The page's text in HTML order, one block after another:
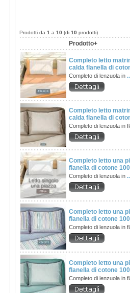
Prodotti da 1 a 10 (di 10 prodotti)
Prodotto+
Completo letto
calda flanella di
Completo di lenzuola in
Completo letto
calda flanella di
Completo di lenzuola in
Completo letto una
flanella di cotone
Completo di lenzuola in
Completo letto una
flanella di cotone
Completo di lenzuola in
Completo letto una
flanella di cotone
Completo di lenzuola in